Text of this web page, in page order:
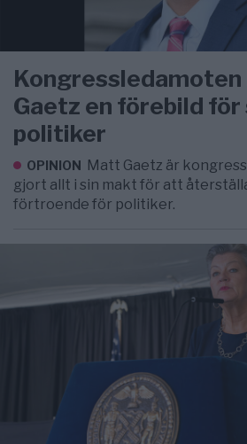
Gaetz en förebild för
politiker
OPINION Matt Gaetz är
gjort allt i sin makt för att
förtroende för politiker.